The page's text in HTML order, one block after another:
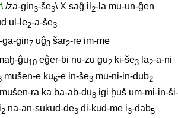
/za-gin3-še3\ X saĝ il 2-la mu-un-ĝen
ul-le2-a-še3
ga-gin7 uĝ3 šar2-re im-me
ĝu10 eĝer-bi nu-zu gu2 ki-še3 la2-a-ni
mušen-e ku6-e in-še3 mu-ni-in-dub2
mušen-ra ka ba-ab-du8 igi ḫuš um-mi-in-
2 na-an-sukud-de3 di-kud-me i3-dab5